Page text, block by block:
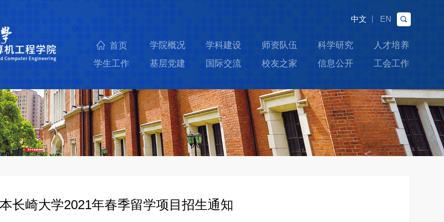
中文 EN
首页 学院概况 学科建设 师资队伍 科学研究
人才培养
学生工作
基层党建 国际交流 校友之家 信息公开 工会工作
长崎大学2021年春季留学项目招生通知